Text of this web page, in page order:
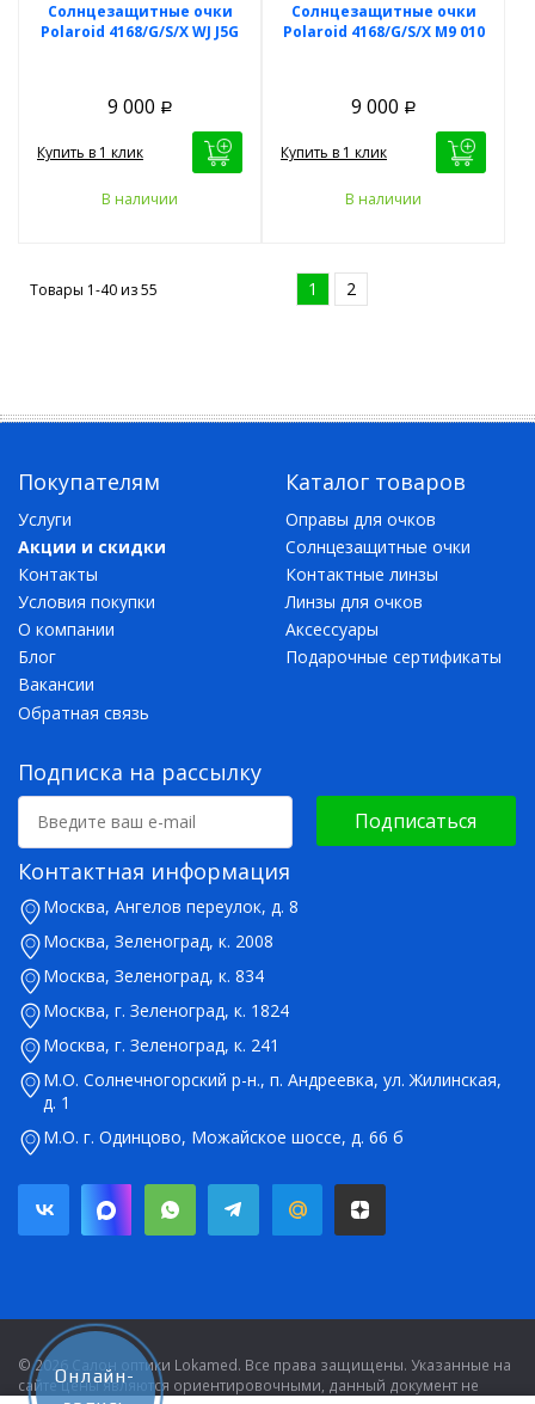
Солнцезащитные очки
Polaroid 4168/G/S/X WJ J5G
9 000 Р
Купить в 1 клик
В наличии
Солнцезащитные очки
Polaroid 4168/G/S/X M9 010
9 000 Р
Купить в 1 клик
В наличии
Товары 1-40 из55 1 2
Покупателям
Услуги
Акции и скидки
Контакты
Условия покупки
О компании
Блог
Вакансии
Обратная связь
Каталог товаров
Оправы для очков
Солнцезащитные очки
Контактные линзы
Линзы для очков
Аксессуары
Подарочные сертификаты
Подписка на рассылку
Подписаться
Контактная информация
Москва, Ангелов переулок, д. 8
Москва, Зеленоград, к. 2008
Москва, Зеленоград, к. 834
Москва, г. Зеленоград, к. 1824
Москва, г. Зеленоград, к. 241
М.О. Солнечногорский р-н., п. Андреевка, ул. Жилинская,
д. 1
М.О. г. Одинцово, Можайское шоссе, д. 66 б
© 2026 Салон оптики Lokamed. Все права защищены. Указанные на
сайте цены являются ориентировочными, данный документ не
Онлайн-